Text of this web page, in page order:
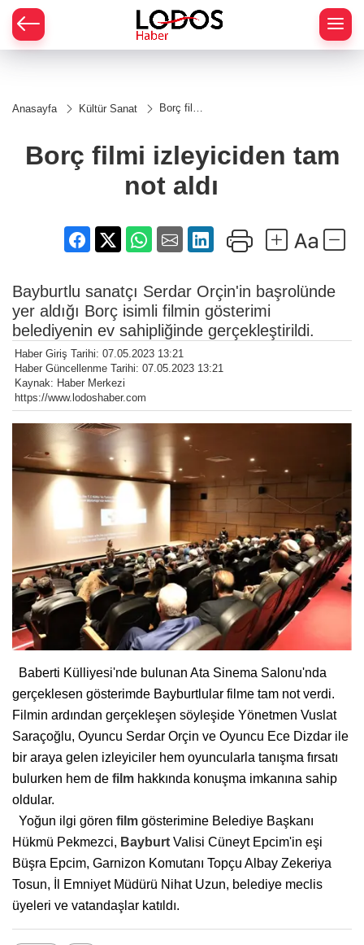
Anasayfa Kültür Sanat
Borç filmi
aldı
Borç filmi izleyiciden tam
not aldı
Bayburtlu sanatçı Serdar Orçin'in başrolünde
yer aldığı Borç isimli filmin gösterimi
belediyenin ev sahipliğinde gerçekleştirildi.
Haber Giriş Tarihi: 07.05.2023 13:21
Haber Güncellenme Tarihi: 07.05.2023 13:21
Kaynak: Haber Merkezi
https://www.lodoshaber.com
Baberti Külliyesi'nde bulunan Ata Sinema Salonu'nda
gerçeklesen gösterimde Bayburtlular filme tam not verdi.
Filmin ardından gerçekleşen söyleşide Yönetmen Vuslat
Saraçoğlu, Oyuncu Serdar Orçin ve Oyuncu Ece Dizdar ile
bir araya gelen izleyiciler hem oyuncularla tanışma fırsatı
bulurken hem de film hakkında konuşma imkanına sahip
oldular.
Yoğun ilgi gören film gösterimine Belediye Başkanı
Hükmü Pekmezci, Bayburt Valisi Cüneyt Epcim'in eşi
Büşra Epcim, Garnizon Komutanı Topçu Albay Zekeriya
Tosun, İl Emniyet Müdürü Nihat Uzun, belediye meclis
üyeleri ve vatandaşlar katıldı.